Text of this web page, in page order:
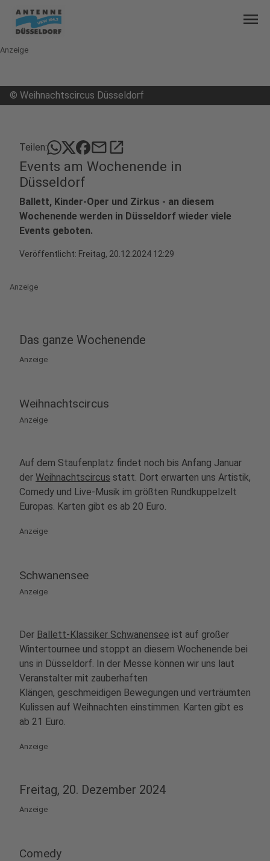
menu
Anzeige
© Weihnachtscircus Düsseldorf
Teilen: mailopen_in_new
Events am Wochenende in
Düsseldorf
Ballett, Kinder-Oper und Zirkus - an diesem
Wochenende werden in Düsseldorf wieder viele
Events geboten.
Veröffentlicht: Freitag, 20.12.2024 12:29
Anzeige
Das ganze Wochenende
Anzeige
Weihnachtscircus
Anzeige
Auf dem Staufenplatz findet noch bis Anfang Januar
der Weihnachtscircus statt. Dort erwarten uns Artistik,
Comedy und Live-Musik im größten Rundkuppelzelt
Europas. Karten gibt es ab 20 Euro.
Anzeige
Schwanensee
Anzeige
Der Ballett-Klassiker Schwanensee ist auf großer
Wintertournee und stoppt an diesem Wochenende bei
uns in Düsseldorf. In der Messe können wir uns laut
Veranstalter mit zauberhaften
Klängen, geschmeidigen Bewegungen und verträumten
Kulissen auf Weihnachten einstimmen. Karten gibt es
ab 21 Euro.
Anzeige
Freitag, 20. Dezember 2024
Anzeige
Comedy